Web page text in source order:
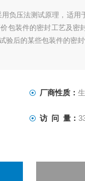
负压法测试原理，适用
包装件的密封工艺及密
验后的某些包装件的密封
厂商性质：
访 问 量：